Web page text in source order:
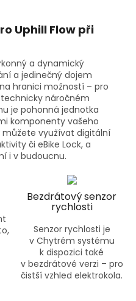
Uphill Flow při
a dynamický
a jedinečný dojem
hranici možností – pro
náročném
je pohonná jednotka
komponenty vašeho
můžete využívat digitální
či eBike Lock, a
i v budoucnu.
Bezdrátový senzor
rychlosti
Senzor rychlosti je
v Chytrém systému
k dispozici také
v bezdrátové verzi – pro
čistší vzhled elektrokola.